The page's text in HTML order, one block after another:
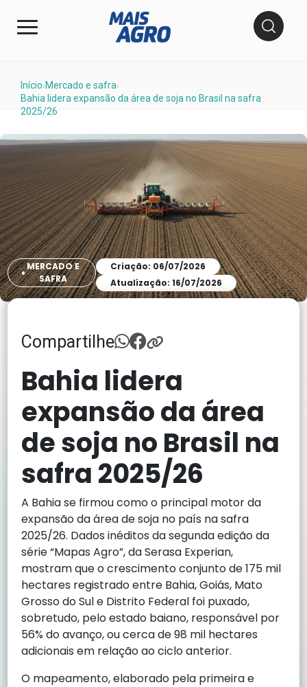
Início› Mercado e safra›
Bahia lidera expansão da área de soja no Brasil na safra
2025/26
MERCADO E
SAFRA
Criação: 06/07/2026
Atualização: 16/07/2026
Compartilhe
Bahia lidera
expansão da área
de soja no Brasil na
safra 2025/26
A Bahia se firmou como o principal motor da
expansão da área de soja no país na safra
2025/26. Dados inéditos da segunda edição da
série “Mapas Agro”, da Serasa Experian,
mostram que o crescimento conjunto de 175 mil
hectares registrado entre Bahia, Goiás, Mato
Grosso do Sul e Distrito Federal foi puxado,
sobretudo, pelo estado baiano, responsável por
56% do avanço, ou cerca de 98 mil hectares
adicionais em relação ao ciclo anterior.
O mapeamento, elaborado pela primeira e